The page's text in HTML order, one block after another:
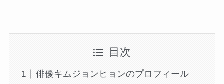
目次
俳優キムジョンヒョンのプロフィール